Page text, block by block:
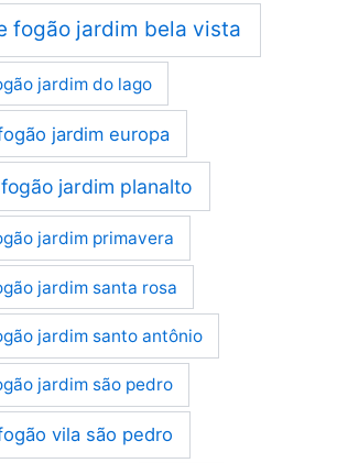
fogão jardim bela vista
jardim do lago
jardim europa
jardim planalto
jardim primavera
jardim santa rosa
jardim santo antônio
jardim são pedro
vila são pedro